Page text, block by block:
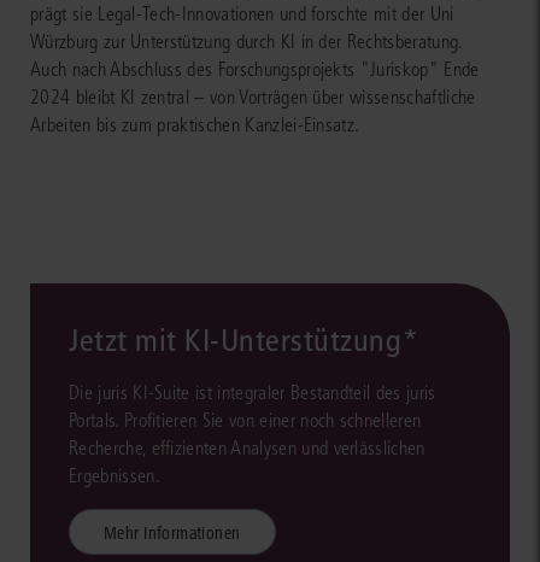
prägt sie Legal-Tech-Innovationen und forschte mit der Uni
Würzburg zur Unterstützung durch KI in der Rechtsberatung.
Auch nach Abschluss des Forschungsprojekts "Juriskop" Ende
2024 bleibt KI zentral – von Vorträgen über wissenschaftliche
Arbeiten bis zum praktischen Kanzlei-Einsatz.
Jetzt mit KI-Unterstützung*
Die juris KI-Suite ist integraler Bestandteil des juris
Portals. Profitieren Sie von einer noch schnelleren
Recherche, effizienten Analysen und verlässlichen
Ergebnissen.
Mehr Informationen